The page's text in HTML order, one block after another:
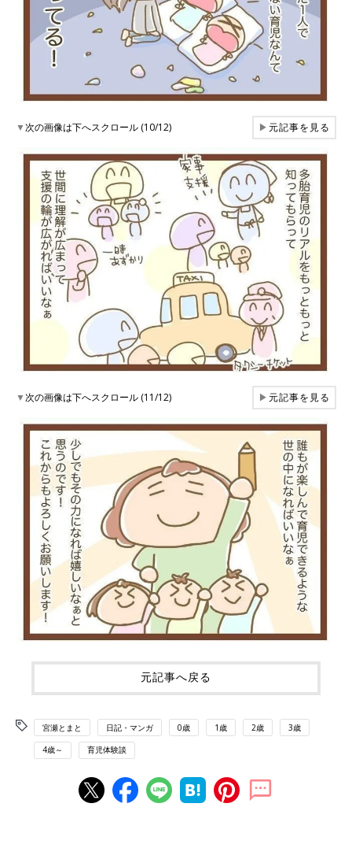
▼次の画像は下へスクロール (10/12) ▶元記事を見る
▼次の画像は下へスクロール (11/12) ▶元記事を見る
元記事へ戻る
宮瀬とまと 日記・マンガ 0歳 1歳 2歳 3歳
4歳～ 育児体験談